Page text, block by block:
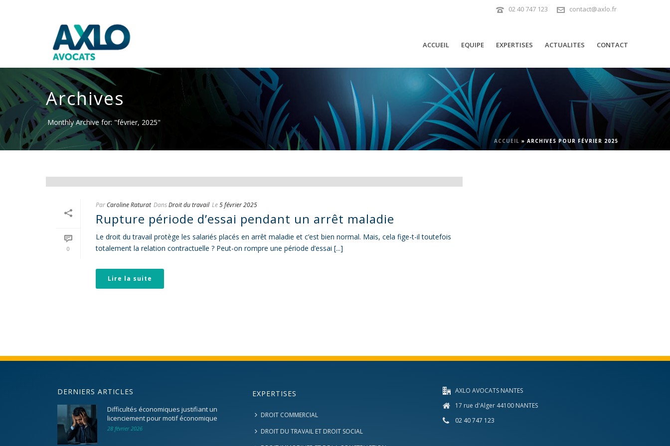
02 40 747 123 contact@axlo.fr
ACCUEIL EQUIPE EXPERTISES ACTUALITES CONTACT
Archives
Monthly Archive for: "février, 2025"
ACCUEIL » ARCHIVES POUR FÉVRIER 2025
0
Par Caroline Raturat DansDroit du travail Le5 février 2025
Rupture période d’essai pendant un arrêt maladie
Le droit du travail protège les salariés placés en arrêt maladie et c’est bien normal. Mais, cela fige-t-il toutefois
totalement la relation contractuelle ? Peut-on rompre une période d’essai [...]
Lire la suite
DERNIERS ARTICLES
Difficultés économiques justifiant un
licenciement pour motif économique
28 février 2026
EXPERTISES
DROIT COMMERCIAL
DROIT DU TRAVAIL ET DROIT SOCIAL
AXLO AVOCATS NANTES
17 rue d'Alger 44100 NANTES
02 40 747 123